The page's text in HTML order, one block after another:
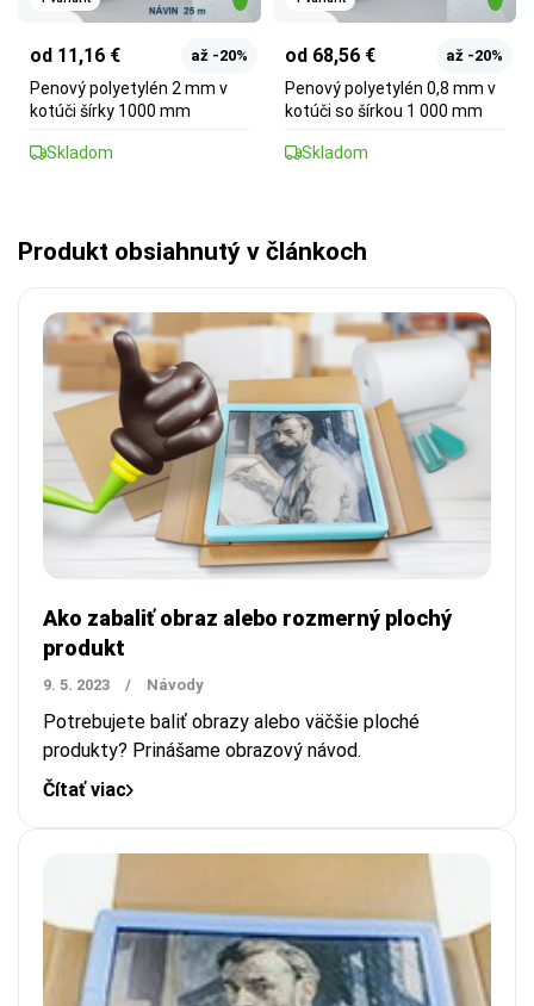
od 11,16 € až -20%
Penový polyetylén 2 mm v
kotúči šírky 1000 mm
Skladom
od 68,56 € až -20%
Penový polyetylén 0,8 mm v
kotúči so šírkou 1 000 mm
Skladom
Produkt obsiahnutý v článkoch
Ako zabaliť obraz alebo rozmerný plochý
produkt
9. 5. 2023 / Návody
Potrebujete baliť obrazy alebo väčšie ploché
produkty? Prinášame obrazový návod.
Čítať viac